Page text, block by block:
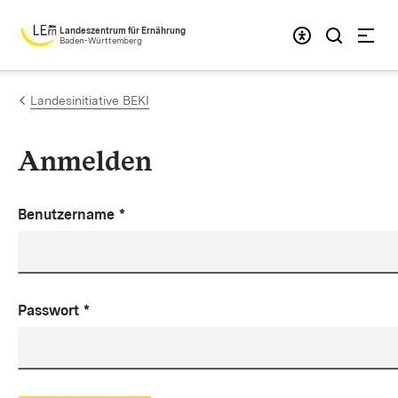
Zum Inhalt springen
Landeszentrum für Ernährung
Baden-Württemberg
Landesinitiative BEKI
Anmelden
Benutzername *
Passwort *